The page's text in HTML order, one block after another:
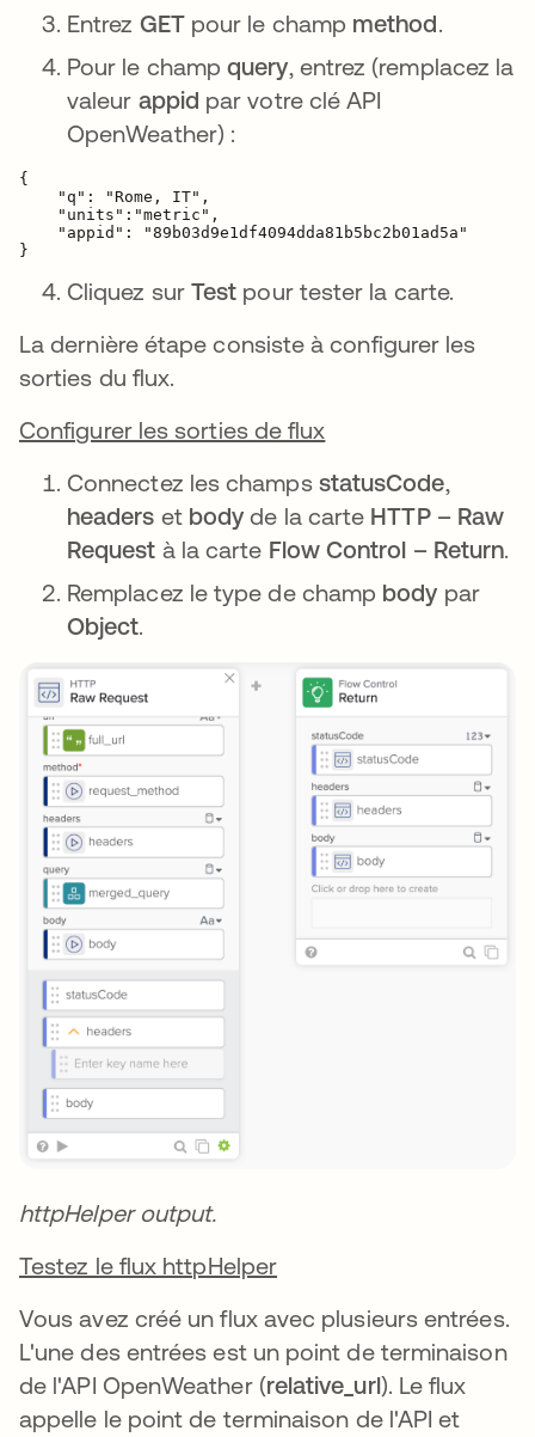
Entrez GETpour le champ method
Pour le champquery , entrez (remplacez la
valeur appid par votre clé API
OpenWeather) :
{
    "q": "Rome, IT",
    "units":"metric",
    "appid": "89b03d9e1df4094dda81b5bc2b01ad5a"
}
Cliquez sur Test pour tester la carte.
La dernière étape consiste à configurer les
sorties du flux.
Configurer les sorties de flux
Connectez les champs statusCode
headers et body de la carte HTTP – Raw
Request à la carte Flow Control – Return
Remplacez le type de champ body par
Object
httpHelper output.
Testez le flux httpHelper
Vous avez créé un flux avec plusieurs entrées.
L'une des entrées est un point de terminaison
de l'API OpenWeather (relative_url). Le flux
appelle le point de terminaison de l'API et